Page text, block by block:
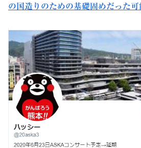
の国造りのための基礎固めだった可